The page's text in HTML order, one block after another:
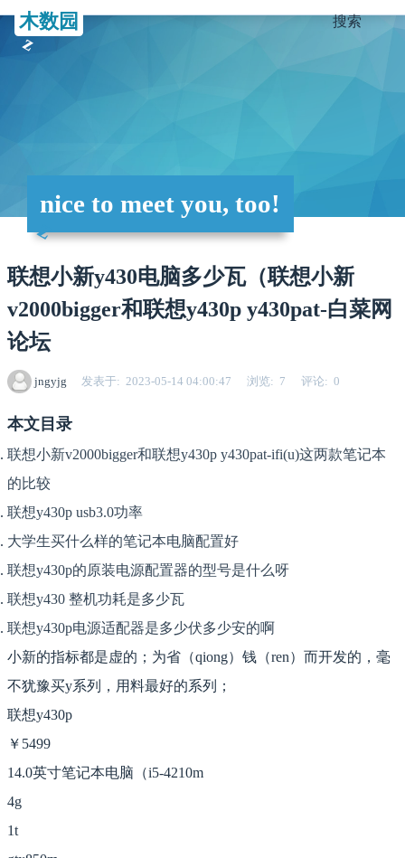
木数园 搜索
nice to meet you, too!
联想小新y430电脑多少瓦（联想小新
v2000bigger和联想y430p y430pat-白菜网
论坛
jngyjg 发表于 2023-05-14 04:00:47 浏览 7 评论 0
本文目录
联想小新v2000bigger和联想y430p y430pat-ifi(u)这两款笔记本
的比较
联想y430p usb3.0功率
大学生买什么样的笔记本电脑配置好
联想y430p的原装电源配置器的型号是什么呀
联想y430 整机功耗是多少瓦
联想y430p电源适配器是多少伏多少安的啊
小新的指标都是虚的；为省（qiong）钱（ren）而开发的，毫
不犹豫买y系列，用料最好的系列；
联想y430p
￥5499
14.0英寸笔记本电脑（i5-4210m
4g
1t